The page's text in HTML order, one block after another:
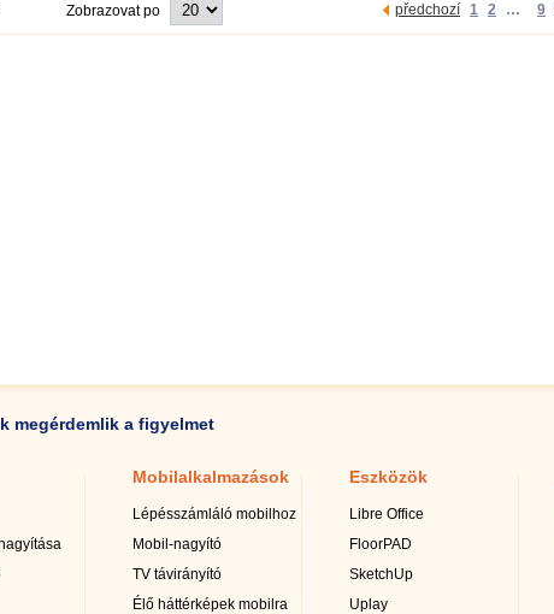
Zobrazovat po předchozí 1 2 … 9
megérdemlik a figyelmet
Mobilalkalmazások
Lépésszámláló mobilhoz
Mobil-nagyító
TV távirányító
Élő háttérképek mobilra
Eszközök
Libre Office
FloorPAD
SketchUp
Uplay